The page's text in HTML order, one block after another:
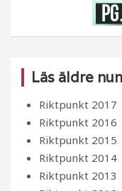
Läs äldre
Riktpunkt 2017
Riktpunkt 2016
Riktpunkt 2015
Riktpunkt 2014
Riktpunkt 2013